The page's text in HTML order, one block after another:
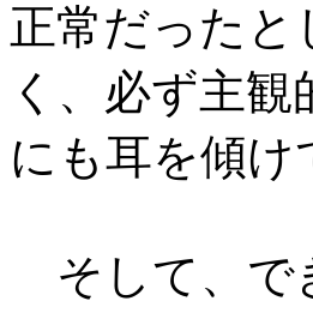
正常だったと
く、必ず主観
にも耳を傾
そして、で